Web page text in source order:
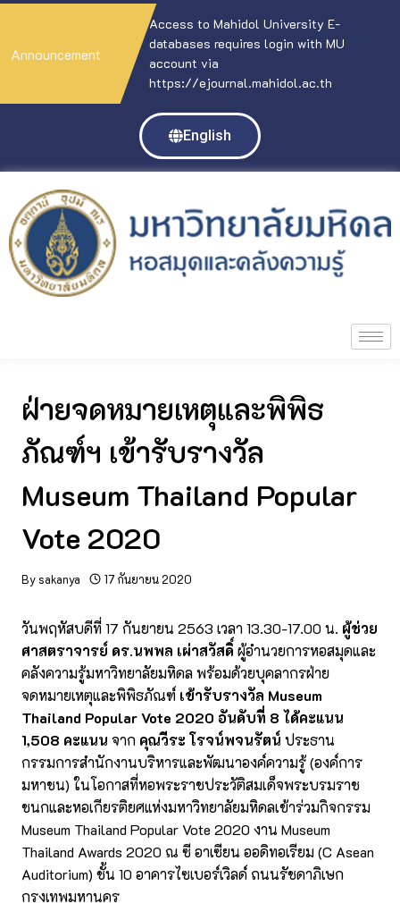
Announcement
Access to Mahidol University E-
databases requires login with MU
account via
https://ejournal.mahidol.ac.th
English
ฝ่ายจดหมายเหตุและพิพิธ
ภัณฑ์ฯ เข้ารับรางวัล
Museum Thailand Popular
Vote 2020
By sakanya 17 กันยายน 2020
วันพฤหัสบดีที่ 17 กันยายน 2563 เวลา 13.30-17.00 น. ผู้ช่วย
ศาสตราจารย์ ดร.นพพล เผ่าสวัสดิ์ ผู้อำนวยการหอสมุดและ
คลังความรู้มหาวิทยาลัยมหิดล พร้อมด้วยบุคลากรฝ่าย
จดหมายเหตุและพิพิธภัณฑ์ เข้ารับรางวัล Museum
Thailand Popular Vote 2020 อันดับที่ 8 ได้คะแนน
1,508 คะแนน จาก คุณวีระ โรจน์พจนรัตน์ ประธาน
กรรมการสำนักงานบริหารและพัฒนาองค์ความรู้ (องค์การ
มหาชน) ในโอกาสที่หอพระราชประวัติสมเด็จพระบรมราช
ชนกและหอเกียรติยศแห่งมหาวิทยาลัยมหิดลเข้าร่วมกิจกรรม
Museum Thailand Popular Vote 2020 งาน Museum
Thailand Awards 2020 ณ ซี อาเซียน ออดิทอเรียม (C Asean
Auditorium) ชั้น 10 อาคารไซเบอร์เวิลด์ ถนนรัชดาภิเษก
กรุงเทพมหานคร